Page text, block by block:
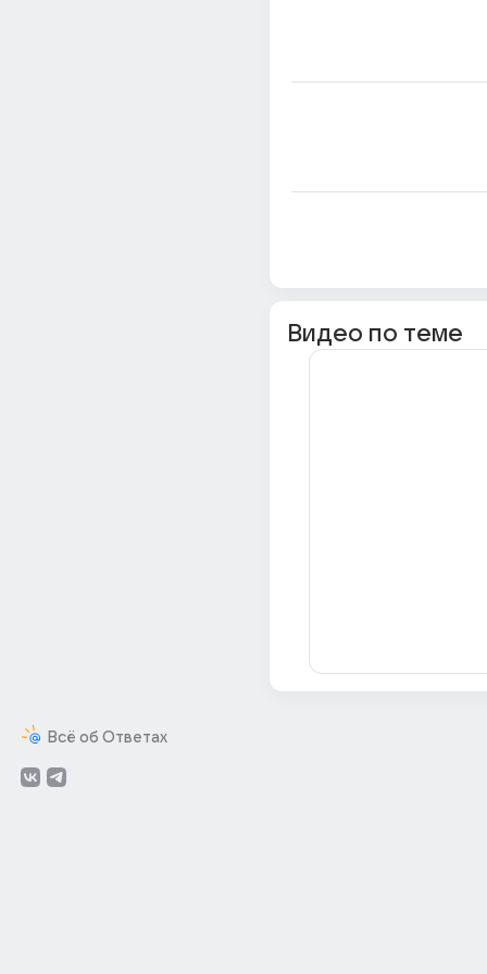
Всё об Ответах
Видео по теме